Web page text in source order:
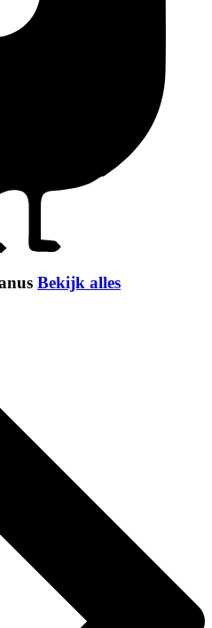
Bekijk alles